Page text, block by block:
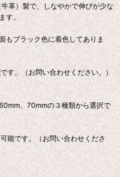
革）製で、しなやかで伸びが少な
す。
もブラック色に着色してありま
。（お問い合わせください。）
、70mmの３種類から選択で
です。（お問い合わせくださ